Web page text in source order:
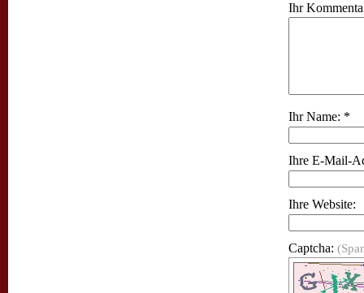
Ihr
Ihr Name: *
Ihre E-Mail-
Ihre Website:
Captcha: